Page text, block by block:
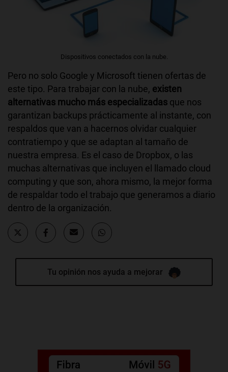
Dispositivos conectados con la nube.
Pero no solo Google y Microsoft tienen ofertas de
este tipo. Para trabajar con la nube, existen
alternativas mucho más especializadas que nos
garantizan backups prácticamente al instante, con
respaldos que van a hacernos olvidar cualquier
contratiempo y que se adaptan al tamaño de
nuestra empresa. Es el caso de Dropbox, o las
muchas alternativas que incluyen el llamado cloud
computing y que son, ahora mismo, la mejor forma
de respaldar todo el trabajo que generamos a diario
dentro de la organización.
Tu opinión nos ayuda a mejorar